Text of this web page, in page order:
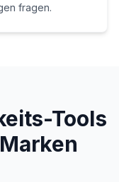
fragen.
Tools